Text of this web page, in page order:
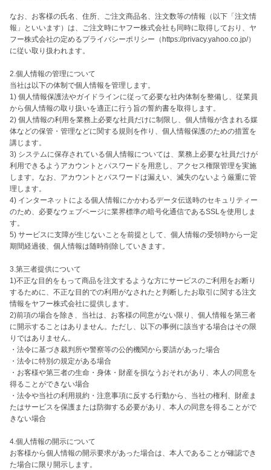
なお、お客様の氏名、住所、ご注文商品名、注文数等の情報（以下「注文情
報」といいます）は、ご注文時にヤフー株式会社も同時に取得しており、ヤ
フー株式会社の定めるプライバシーポリシー（https://privacy.yahoo.co.jp/）
に従い取り扱われます。
2.個人情報の管理について
当社は以下の体制で個人情報を管理します。
1) 個人情報保護法やガイドラインに従って必要な社内体制を整備し、従業員
から個人情報の取り扱いを適正に行う旨の誓約書を取得します。
2) 個人情報の利用を業務上必要な社員だけに制限し、個人情報が含まれる媒
体などの保管・管理などに関する規則を作り、個人情報保護のための措置を
講じます。
3) システムに保存されている個人情報については、業務上必要な社員だけが
利用できるようアカウントとパスワードを用意し、アクセス権限管理を実施
します。なお、アカウントとパスワードは漏えい、滅失のないよう厳重に管
理します。
4) インターネットによる個人情報にかかわるデータ伝送時のセキュリティー
のため、必要なウェブページに業界標準の暗号化通信であるSSLを使用しま
す。
5) サービスに支障が生じないことを前提として、個人情報の受領時から一定
期間経過後、個人情報は随時削除していきます。
3.第三者提供について
1)不正な目的をもって商品を注文するような方にサービスのご利用をお断り
するために、不正な目的での利用がなされたと判断したお取引に関する注文
情報をヤフー株式会社に提供します。
2)前項の場合を除き、当社は、お客様の同意がない限り、個人情報を第三者
に開示することはありません。ただし、以下の事例に該当する場合はその限
りではありません。
・法令に基づき裁判所や警察等の公的機関から要請があった場合
・法令に特別の規定がある場合
・お客様や第三者の生命・身体・財産を損なうおそれがあり、本人の同意を
得ることができない場合
・法令や当社の利用規約・注意事項に反する行動から、当社の権利、財産ま
たはサービスを保護または防御する必要があり、本人の同意を得ることがで
きない場合
4.個人情報の開示について
お客様から個人情報の開示要求があった場合は、本人であることが確認でき
た場合に限り開示します。